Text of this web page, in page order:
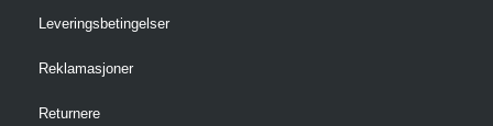
Leveringsbetingelser
Reklamasjoner
Returnere